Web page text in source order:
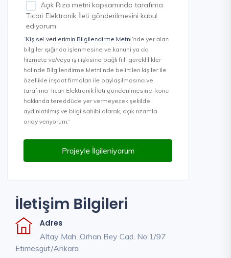
Açık Rıza metni kapsamında tarafıma
Ticari Elektronik İleti gönderilmesini kabul
ediyorum.
“Kişisel verilerimin Bilgilendirme Metni’nde yer alan
bilgiler ışığında işlenmesine ve kanuni ya da
hizmete ve/veya iş ilişkisine bağlı fiili gereklilikler
halinde Bilgilendirme Metni’nde belirtilen kişiler ile
özellikle inşaat firmaları ile paylaşılmasına ve
tarafıma Ticari Elektronik İleti gönderilmesine, konu
hakkında tereddüde yer vermeyecek şekilde
aydınlatılmış ve bilgi sahibi olarak, açık rızamla
onay veriyorum.”
Projeyle İlgileniyorum
İletişim Bilgileri
Adres
Altay Mah. Orhan Bey Cad. No:1/97
Etimesgut/Ankara